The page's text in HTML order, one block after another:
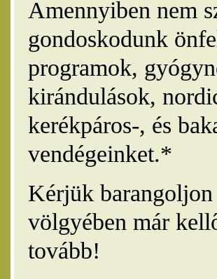
Amennyiben nem
gondoskodunk
programok,
kirándulások,
kerékpáros-, és
vendégeinket.*
Kérjük
völgyében már
tovább!